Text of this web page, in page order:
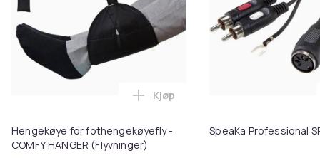
Hengekøye for fothengekøyefly -
COMFY HANGER (Flyvninger)
Legg Hengekøye for
Kjøp
SpeaKa Professional